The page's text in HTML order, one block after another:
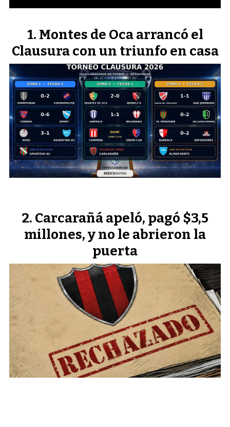
Montes de Oca arrancó el
Clausura con un triunfo en casa
Carcarañá apeló, pagó $3,5
millones, y no le abrieron la
puerta